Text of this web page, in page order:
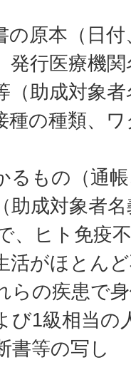
の原本（日
発行医療機
（助成対象
種の種類、
るもの（通
助成対象者
、ヒト免疫
活がほとん
らの疾患で
び1級相当の
書等の写し